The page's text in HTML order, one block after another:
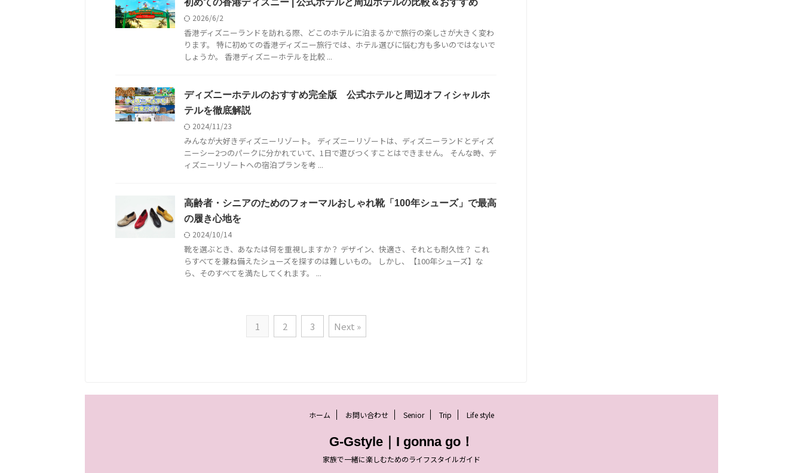
初めての香港ディズニー | 公式ホテルと周辺ホテルの比較＆おすすめ
2026/6/2
香港ディズニーランドを訪れる際、どこのホテルに泊まるかで旅行の楽しさが大きく変わ
ります。 特に初めての香港ディズニー旅行では、ホテル選びに悩む方も多いのではないで
しょうか。 香港ディズニーホテルを比較 ...
ディズニーホテルのおすすめ完全版 公式ホテルと周辺オフィシャルホ
テルを徹底解説
2024/11/23
みんなが大好きディズニーリゾート。 ディズニーリゾートは、ディズニーランドとディズ
ニーシー2つのパークに分かれていて、1日で遊びつくすことはできません。 そんな時、デ
ィズニーリゾートへの宿泊プランを考 ...
高齢者・シニアのためのフォーマルおしゃれ靴「100年シューズ」で最高
の履き心地を
2024/10/14
靴を選ぶとき、あなたは何を重視しますか？ デザイン、快適さ、それとも耐久性？ これ
らすべてを兼ね備えたシューズを探すのは難しいもの。 しかし、【100年シューズ】な
ら、そのすべてを満たしてくれます。 ...
1 2 3 Next »
ホーム お問い合わせ Senior Trip Life style
G-Gstyle｜I gonna go！
家族で一緒に楽しむためのライフスタイルガイド